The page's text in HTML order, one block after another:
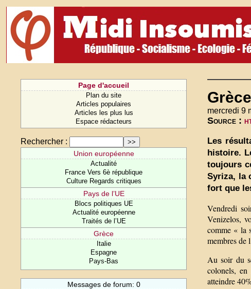
Page d'accueil
Plan du site
Articles populaires
Articles les plus lus
Espace rédacteurs
Rechercher :
Union européenne
Actualité
France Vers 6è république
Culture Regards critiques
Pays de l’UE
Blocs politiques UE
Actualité européenne
Traités de l’UE
Grèce
Italie
Espagne
Pays-Bas
Messages de forum: 0
mercredi 9
Source :
Les
histoire.
toujours
Syriza, la
fort que
Vendredi
Venizelos,
comme « la
membres de
Au soir du
colonels,
atteindre